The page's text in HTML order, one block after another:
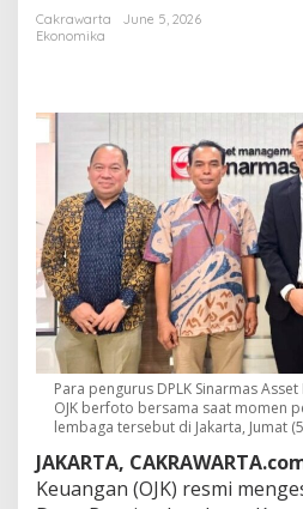
D
P
L
K
S
i
n
a
r
m
a
A
s
s
t
M
Cakrawarta
June 5, 2026
Ekonomika
Para pengurus DPLK Sinarmas
OJK berfoto bersama saat momen
lembaga tersebut di Jakarta, Jumat
JAKARTA,
Keuangan (OJK) resmi